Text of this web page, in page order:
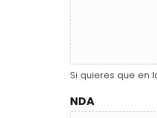
Si quieres que en
NDA